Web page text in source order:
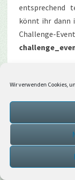
Wir verwenden Cookies,
entsprechend
könnt ihr dann
Endermen
bei den
erstes einen